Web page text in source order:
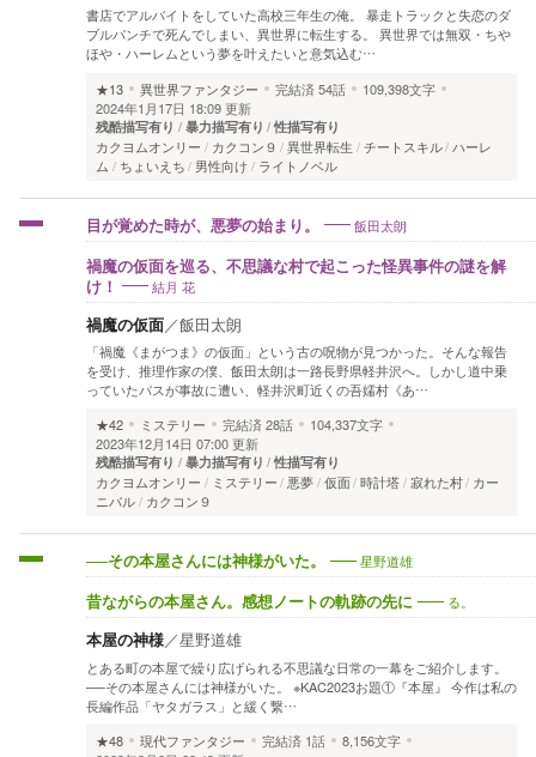
書店でアルバイトをしていた高校三年生の俺。 暴走トラックと失恋のダ
ブルパンチで死んでしまい、異世界に転生する。 異世界では無双・ちや
ほや・ハーレムという夢を叶えたいと意気込む…
★13
異世界ファンタジー 完結済54話
109,398文字
2024年1月17日 18:09 更新
残酷描写有り 暴力描写有り 性描写有り
カクヨムオンリー カクコン９ 異世界転生 チートスキル ハーレ
ム
ちょいえち 男性向け ライトノベル
目が覚めた時が、悪夢の始まり。 飯田太朗
禍魔の仮面を巡る、不思議な村で起こった怪異事件の謎を解
け！
結月 花
禍魔の仮面／飯田太朗
「禍魔《まがつま》の仮面」という古の呪物が見つかった。そんな報告
を受け、推理作家の僕、飯田太朗は一路長野県軽井沢へ。しかし道中乗
っていたバスが事故に遭い、軽井沢町近くの吾嬬村《あ…
★42
ミステリー 完結済28話
104,337文字
2023年12月14日 07:00 更新
残酷描写有り 暴力描写有り 性描写有り
カクヨムオンリー ミステリー 悪夢 仮面 時計塔 寂れた村 カー
ニバル
カクコン９
──その本屋さんには神様がいた。 星野道雄
昔ながらの本屋さん。感想ノートの軌跡の先に る。
本屋の神様／星野道雄
とある町の本屋で繰り広げられる不思議な日常の一幕をご紹介します。
──その本屋さんには神様がいた。 ※KAC2023お題①『本屋』 今作は私の
長編作品「ヤタガラス」と緩く繋…
★48
現代ファンタジー 完結済 1話
8,156文字